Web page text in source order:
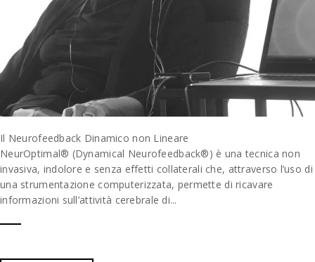
Il Neurofeedback Dinamico non Lineare
NeurOptimal® (Dynamical Neurofeedback®) è una tecnica non
invasiva, indolore e senza effetti collaterali che, attraverso l’uso di
una strumentazione computerizzata, permette di ricavare
informazioni sull’attività cerebrale di...